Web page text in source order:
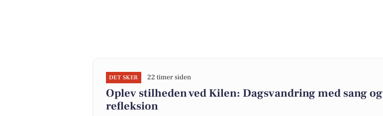
DET SKER 22 timer siden
Oplev stilheden ved Kilen: Dagsvandring med sang og
refleksion